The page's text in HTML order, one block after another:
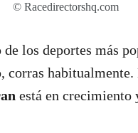
© Racedirectorshq.com
de los deportes más
corras
está en crecimiento